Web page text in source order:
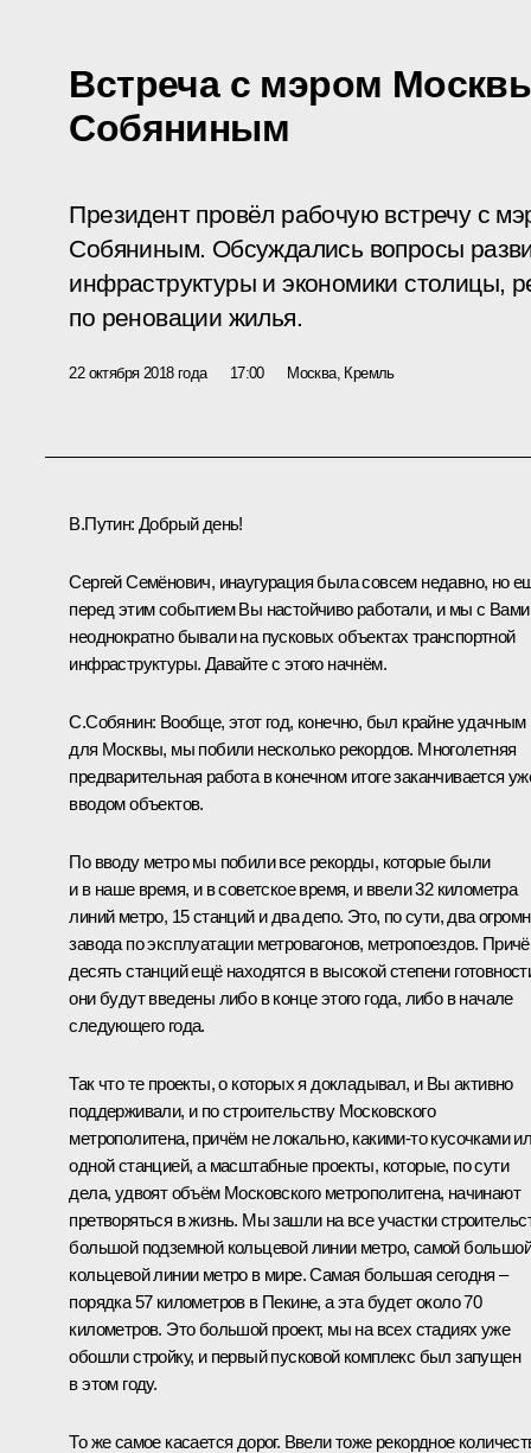
Встреча с мэром
Собяниным
Президент провёл рабочую встречу с
Собяниным. Обсуждались вопросы
инфраструктуры и экономики столицы,
по реновации жилья.
22 октября 2018 года 17:00 Москва, Кремль
В.Путин: Добрый день!
Сергей Семёнович, инаугурация была совсем недавно, но
перед этим событием Вы настойчиво работали, и мы с Вами
неоднократно бывали на пусковых объектах транспортной
инфраструктуры. Давайте с этого начнём.
С.Собянин: Вообще, этот год, конечно, был крайне удачным
для Москвы, мы побили несколько рекордов. Многолетняя
предварительная работа в конечном итоге заканчивается
вводом объектов.
По вводу метро мы побили все рекорды, которые были
и в наше время, и в советское время, и ввели 32 километра
линий метро, 15 станций и два депо. Это, по сути, два
завода по эксплуатации метровагонов, метропоездов.
десять станций ещё находятся в высокой степени
они будут введены либо в конце этого года, либо в начале
следующего года.
Так что те проекты, о которых я докладывал, и Вы активно
поддерживали, и по строительству Московского
метрополитена, причём не локально, какими-то кусочками
одной станцией, а масштабные проекты, которые, по сути
дела, удвоят объём Московского метрополитена, начинают
претворяться в жизнь. Мы зашли на все участки
большой подземной кольцевой линии метро, самой большой
кольцевой линии метро в мире. Самая большая сегодня –
порядка 57 километров в Пекине, а эта будет около 70
километров. Это большой проект, мы на всех стадиях уже
обошли стройку, и первый пусковой комплекс был запущен
в этом году.
То же самое касается дорог. Ввели тоже рекордное